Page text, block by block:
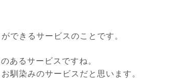
できるサービスのことです。
あるサービスですね。
馴染みのサービスだと思います。